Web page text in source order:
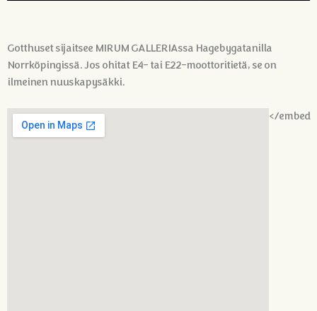
Gotthuset sijaitsee MIRUM GALLERIAssa Hagebygatanilla
Norrköpingissä. Jos ohitat E4- tai E22-moottoritietä, se on
ilmeinen nuuskapysäkki.
</embed